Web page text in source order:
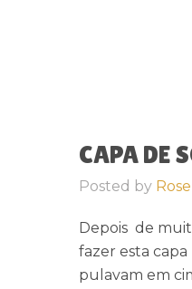
CAPA DE
Posted by
Depois de
fazer esta capa
pulavam em